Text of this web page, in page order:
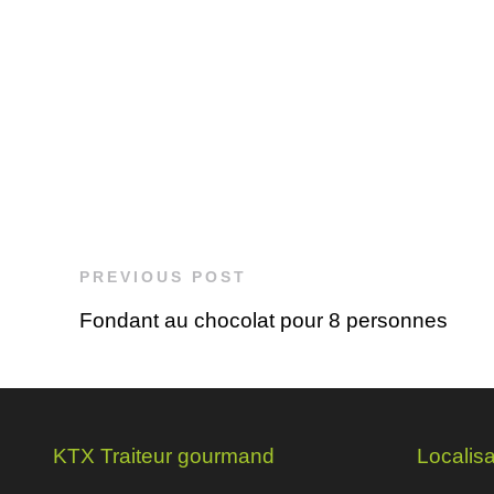
PREVIOUS POST
Fondant au chocolat pour 8 personnes
KTX Traiteur gourmand